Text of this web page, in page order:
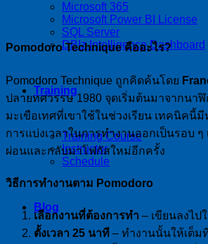
Microsoft 365
Microsoft Power BI License
SQL Server
DBIz Intelligence Dashboard
Training
Training Course
Instructor
Schedule
Blog
Pomodoro Technique คืออะไร?
Pomodoro Technique ถูกคิดค้นโดย
ปลายทศวรรษ 1980 จุดเริ่มต้นมาจากนาฬิ
มะเขือเทศที่เขาใช้ในช่วงเรียน เทคนิคนี้
การแบ่งเวลาในการทำงานออกเป็นรอบ
ผ่อนและกลับมาโฟกัสใหม่อีกครั้ง
วิธีการทำงานตาม Pomodoro
เลือกงานที่ต้องการทำ – เขียนลงไป
ตั้งเวลา 25 นาที – ทำงานนั้นให้เต็ม